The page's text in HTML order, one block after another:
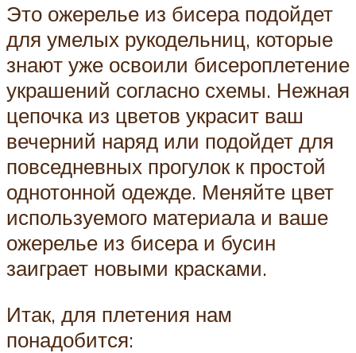
Это ожерелье из бисера подойдет
для умелых рукодельниц, которые
знают уже освоили бисероплетение
украшений согласно схемы. Нежная
цепочка из цветов украсит ваш
вечерний наряд или подойдет для
повседневных прогулок к простой
однотонной одежде. Меняйте цвет
используемого материала и ваше
ожерелье из бисера и бусин
заиграет новыми красками.
Итак, для плетения нам
понадобится: